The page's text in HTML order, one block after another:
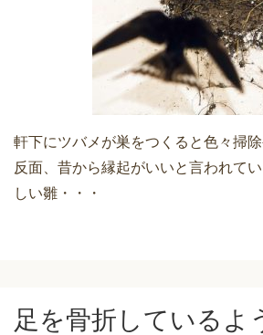
軒下にツバメが巣をつくると色々掃
反面、昔から縁起がいいと言われて
しい雛・・・
足を骨折しているよ